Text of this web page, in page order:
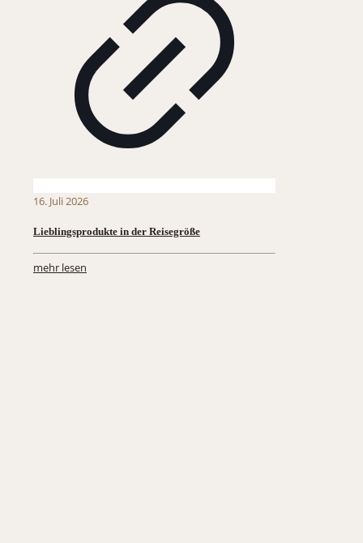
16. Juli 2026
Lieblingsprodukte in der Reisegröße
mehr lesen